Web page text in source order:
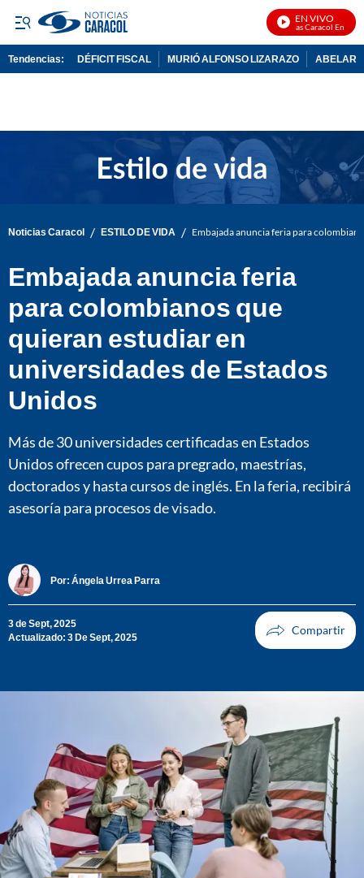
EN VIVO
Noticias Caracol En Vivo
Tendencias: DÉFICIT FISCAL MURIÓ ALFONSO LIZARAZO
Noticias Caracol / ESTILO DE VIDA / Embajada anuncia feria para
Embajada anuncia feria
para colombianos que
quieran estudiar en
universidades de Estados
Unidos
Más de 30 universidades certificadas en Estados
Unidos ofrecen cupos para pregrado, maestrías,
doctorados y hasta cursos de inglés. En la feria, recibirá
asesoría para procesos de visado.
Por: Ángela Urrea Parra
3 de Sept, 2025
Actualizado: 3 De Sept, 2025